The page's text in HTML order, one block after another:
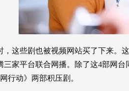
，这些剧也被视频网站买了下来。
三家平台联合网播。除了这4部网
行动》两部积压剧。